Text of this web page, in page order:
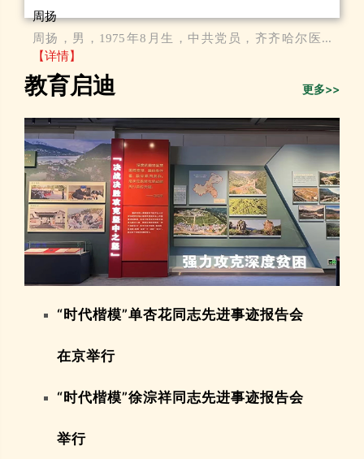
周扬
周扬，男，1975年8月生，中共党员，齐齐哈尔医...
【详情】
教育启迪 更多>>
“时代楷模”单杏花同志先进事迹报告会
在京举行
“时代楷模”徐淙祥同志先进事迹报告会
举行